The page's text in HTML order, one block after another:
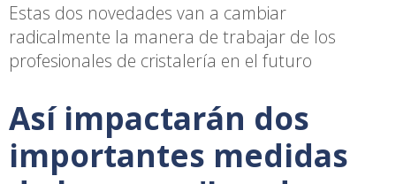
Estas dos novedades van a cambiar
radicalmente la manera de trabajar de los
profesionales de cristalería en el futuro
Así impactarán dos
importantes medidas